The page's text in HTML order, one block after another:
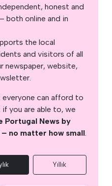
honest and
both online and in
the local
and visitors of all
newspaper, website,
can afford to
you are able to, we
Portugal News by
no matter how small.
Yıllık